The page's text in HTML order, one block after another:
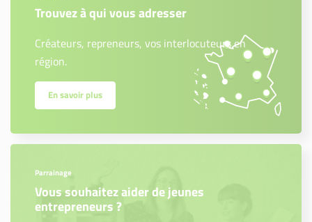
Trouvez à qui vous adresser
Créateurs, repreneurs, vos interlocuteurs en
région.
En savoir plus
Parrainage
Vous souhaitez aider de jeunes
entrepreneurs ?